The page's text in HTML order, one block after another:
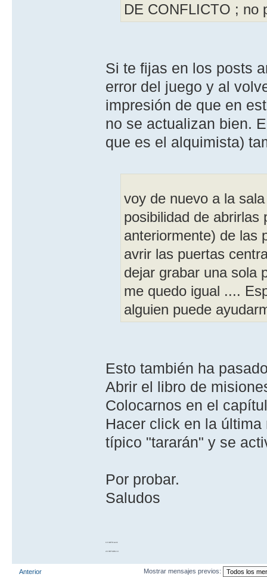
DE CONFLICTO ; no
Si te fijas en los posts
error del juego y al
impresión de que en
no se actualizan bien.
que es el alquimista)
voy de nuevo a la
posibilidad de abrirlas
anteriormente) de las
avrir las puertas
dejar grabar una sola
me quedo igual ....
alguien puede
Esto también ha
Abrir el libro de
Colocarnos en el
Hacer click en la
típico "tararán" y se
Por probar.
Saludos
10 GOTO work
20 RETURN 10
Anterior Mostrar mensajes previos: